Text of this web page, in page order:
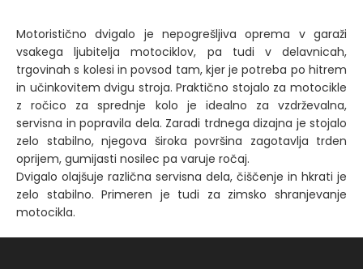
Motoristično dvigalo je nepogrešljiva oprema v garaži
vsakega ljubitelja motociklov, pa tudi v delavnicah,
trgovinah s kolesi in povsod tam, kjer je potreba po hitrem
in učinkovitem dvigu stroja. Praktično stojalo za motocikle
z ročico za sprednje kolo je idealno za vzdrževalna,
servisna in popravila dela. Zaradi trdnega dizajna je stojalo
zelo stabilno, njegova široka površina zagotavlja trden
oprijem, gumijasti nosilec pa varuje ročaj.
Dvigalo olajšuje različna servisna dela, čiščenje in hkrati je
zelo stabilno. Primeren je tudi za zimsko shranjevanje
motocikla.